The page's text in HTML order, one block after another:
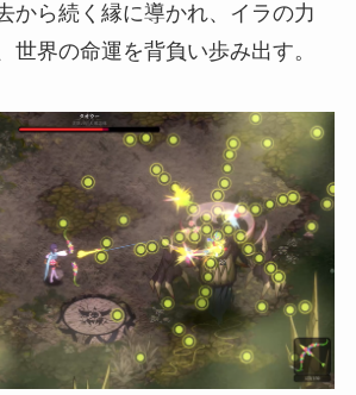
から続く縁に導かれ、イラの力
世界の命運を背負い歩み出す。